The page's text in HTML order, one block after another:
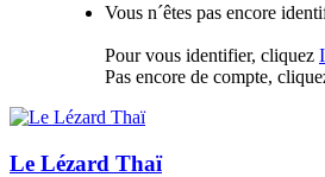
Vous n´êtes pas encore
Pour vous identifier, cliquez
Pas encore de compte,
Le Lézard Thaï